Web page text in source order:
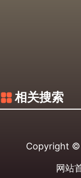
相关搜索
Copyright
网站